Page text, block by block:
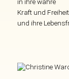
in ihre wahre
Kraft und Freiheit
und ihre